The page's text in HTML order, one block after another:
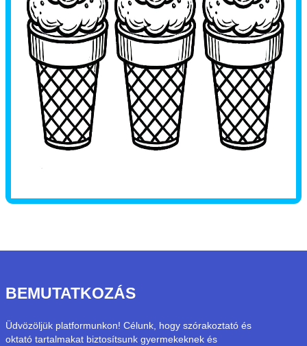
BEMUTATKOZÁS
Üdvözöljük platformunkon! Célunk, hogy szórakoztató és
oktató tartalmakat biztosítsunk gyermekeknek és